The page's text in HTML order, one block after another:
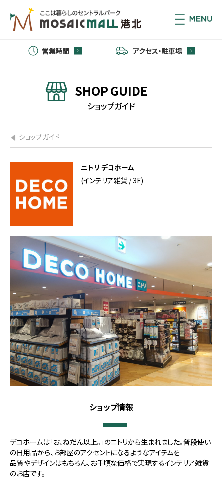
営業時間 アクセス・駐車場
SHOP GUIDE
ショップガイド
ショップガイド
ニトリ デコホーム
(インテリア雑貨 / 3F)
ショップ情報
デコホームは「お、ねだん以上。」のニトリから生まれました。普段使い
の日用品から、お部屋のアクセントになるようなアイテムを
品質やデザインはもちろん、お手頃な価格で実現するインテリア雑貨
のお店です。